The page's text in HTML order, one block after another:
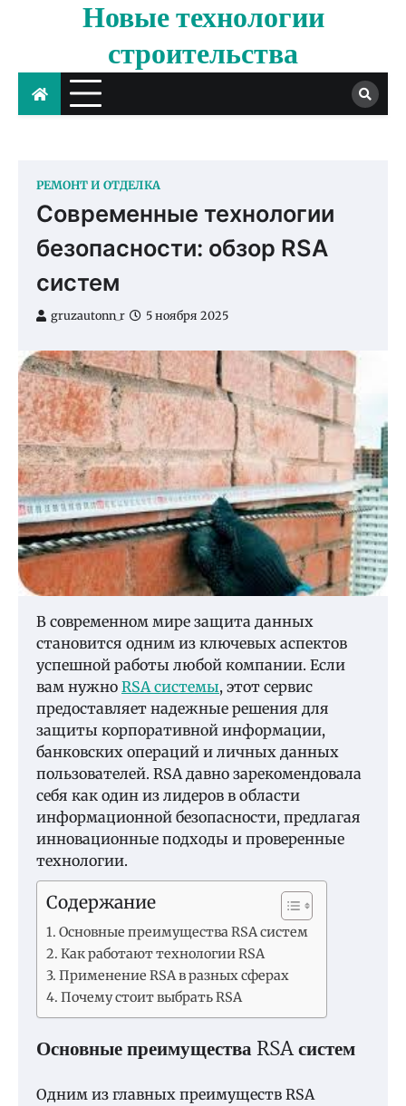
Новые технологии
строительства
РЕМОНТ И ОТДЕЛКА
Современные технологии
безопасности: обзор RSA
систем
gruzautonn_r 5 ноября 2025
В современном мире защита данных
становится одним из ключевых аспектов
успешной работы любой компании. Если
вам нужно RSA системы, этот сервис
предоставляет надежные решения для
защиты корпоративной информации,
банковских операций и личных данных
пользователей. RSA давно зарекомендовала
себя как один из лидеров в области
информационной безопасности, предлагая
инновационные подходы и проверенные
технологии.
Содержание
Основные преимущества RSA систем
Как работают технологии RSA
Применение RSA в разных сферах
Почему стоит выбрать RSA
Основные преимущества RSA систем
Одним из главных преимуществ RSA